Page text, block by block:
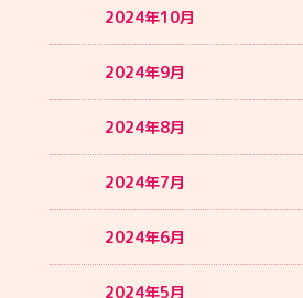
2024年10月
2024年9月
2024年8月
2024年7月
2024年6月
2024年5月